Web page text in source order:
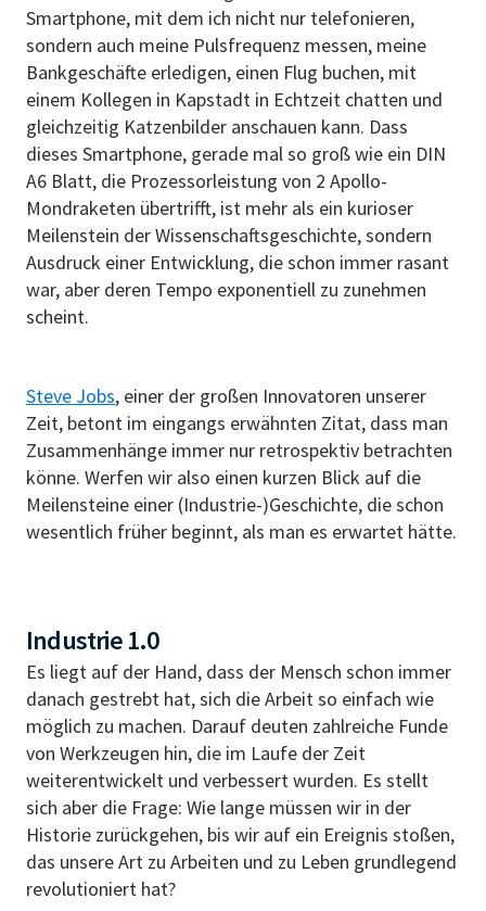
Smartphone, mit dem ich nicht nur telefonieren,
sondern auch meine Pulsfrequenz messen, meine
Bankgeschäfte erledigen, einen Flug buchen, mit
einem Kollegen in Kapstadt in Echtzeit chatten und
gleichzeitig Katzenbilder anschauen kann. Dass
dieses Smartphone, gerade mal so groß wie ein DIN
A6 Blatt, die Prozessorleistung von 2 Apollo-
Mondraketen übertrifft, ist mehr als ein kurioser
Meilenstein der Wissenschaftsgeschichte, sondern
Ausdruck einer Entwicklung, die schon immer rasant
war, aber deren Tempo exponentiell zu zunehmen
scheint.
Steve Jobs, einer der großen Innovatoren unserer
Zeit, betont im eingangs erwähnten Zitat, dass man
Zusammenhänge immer nur retrospektiv betrachten
könne. Werfen wir also einen kurzen Blick auf die
Meilensteine einer (Industrie-)Geschichte, die schon
wesentlich früher beginnt, als man es erwartet hätte.
Industrie 1.0
Es liegt auf der Hand, dass der Mensch schon immer
danach gestrebt hat, sich die Arbeit so einfach wie
möglich zu machen. Darauf deuten zahlreiche Funde
von Werkzeugen hin, die im Laufe der Zeit
weiterentwickelt und verbessert wurden. Es stellt
sich aber die Frage: Wie lange müssen wir in der
Historie zurückgehen, bis wir auf ein Ereignis stoßen,
das unsere Art zu Arbeiten und zu Leben grundlegend
revolutioniert hat?